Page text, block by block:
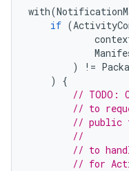
with(
if (
)
!=
)
{
// TODO:
// to
// public
//
// to
// for